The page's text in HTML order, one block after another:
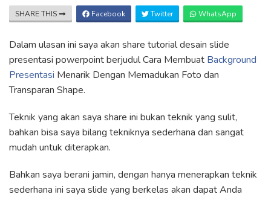
SHARE THIS Facebook Twitter WhatsApp
Dalam ulasan ini saya akan share tutorial desain slide
presentasi powerpoint berjudul Cara Membuat Background
Presentasi Menarik Dengan Memadukan Foto dan
Transparan Shape.
Teknik yang akan saya share ini bukan teknik yang sulit,
bahkan bisa saya bilang tekniknya sederhana dan sangat
mudah untuk diterapkan.
Bahkan saya berani jamin, dengan hanya menerapkan teknik
sederhana ini saya slide yang berkelas akan dapat Anda